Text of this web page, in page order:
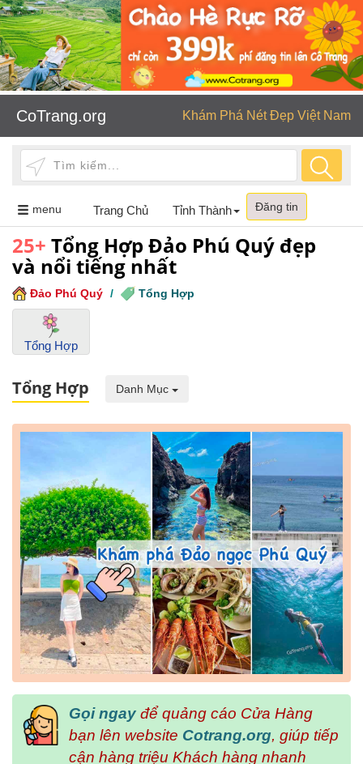
CoTrang.org Khám Phá Nét Đẹp Việt Nam
menu Toggle
navigation
Trang Chủ Tỉnh Thành Đăng tin
25+ Tổng Hợp Đảo Phú Quý đẹp
và nổi tiếng nhất
Đảo Phú Quý / Tổng Hợp
Tổng Hợp
Tổng Hợp Danh Mục
Gọi ngay để quảng cáo Cửa Hàng
bạn lên website Cotrang.org, giúp tiếp
cận hàng triệu Khách hàng nhanh